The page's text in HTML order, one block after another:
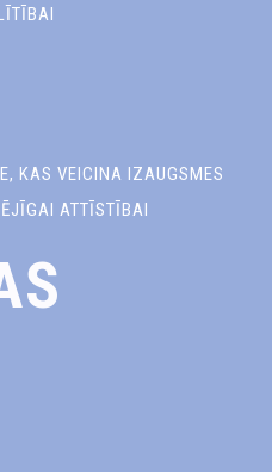
KAS VEICINA IZAUGSMES
ATTĪSTĪBAI